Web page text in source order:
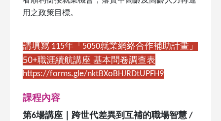
用之政策目標。
請填寫 115年「5050就業網絡合作補助計畫」
50+職涯續航講座 基本問卷調查表
https://forms.gle/nktBXoBHJRDtUPFH9
課程內容
第6場講座｜跨世代差異到互補的職場智慧 /